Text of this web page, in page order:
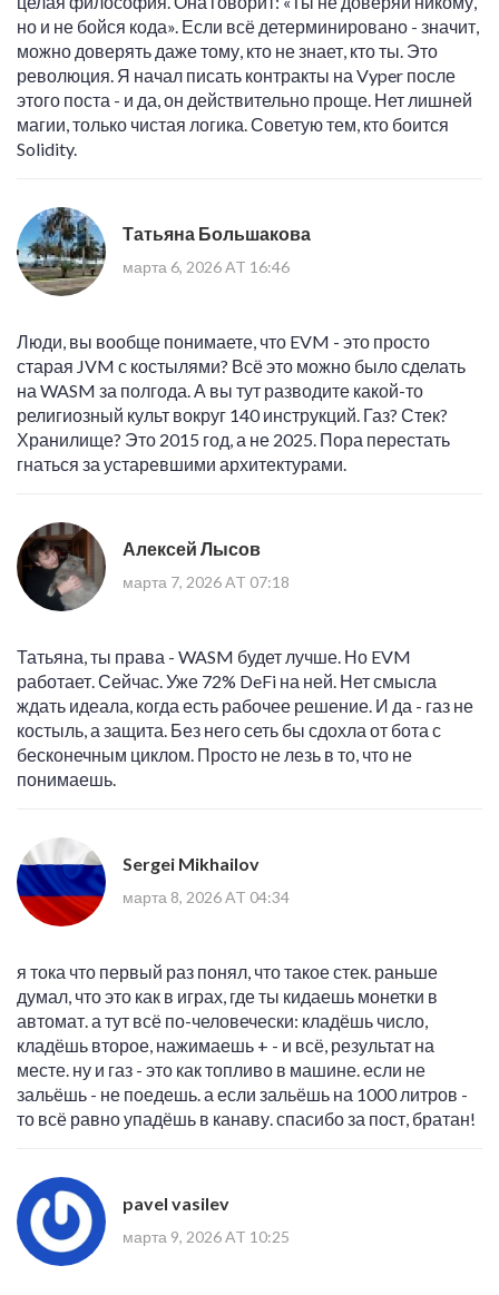
но и не бойся кода». Если всё детерминировано - значит,
можно доверять даже тому, кто не знает, кто ты. Это
революция. Я начал писать контракты на Vyper после
этого поста - и да, он действительно проще. Нет лишней
магии, только чистая логика. Советую тем, кто боится
Solidity.
Татьяна Большакова
марта 6, 2026 AT 16:46
Люди, вы вообще понимаете, что EVM - это просто
старая JVM с костылями? Всё это можно было сделать
на WASM за полгода. А вы тут разводите какой-то
религиозный культ вокруг 140 инструкций. Газ? Стек?
Хранилище? Это 2015 год, а не 2025. Пора перестать
гнаться за устаревшими архитектурами.
Алексей Лысов
марта 7, 2026 AT 07:18
Татьяна, ты права - WASM будет лучше. Но EVM
работает. Сейчас. Уже 72% DeFi на ней. Нет смысла
ждать идеала, когда есть рабочее решение. И да - газ не
костыль, а защита. Без него сеть бы сдохла от бота с
бесконечным циклом. Просто не лезь в то, что не
понимаешь.
Sergei Mikhailov
марта 8, 2026 AT 04:34
я тока что первый раз понял, что такое стек. раньше
думал, что это как в играх, где ты кидаешь монетки в
автомат. а тут всё по-человечески: кладёшь число,
кладёшь второе, нажимаешь + - и всё, результат на
месте. ну и газ - это как топливо в машине. если не
зальёшь - не поедешь. а если зальёшь на 1000 литров -
то всё равно упадёшь в канаву. спасибо за пост, братан!
pavel vasilev
марта 9, 2026 AT 10:25